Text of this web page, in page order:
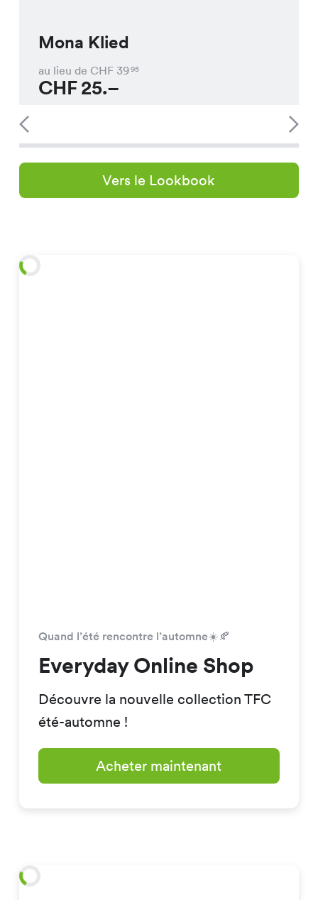
Mona Klied
au lieu de CHF 3995
CHF25.–
Vers le Lookbook
Quand l’été rencontre l’automne☀️🍂
Everyday Online Shop
Découvre la nouvelle collection TFC
été-automne !
Acheter maintenant